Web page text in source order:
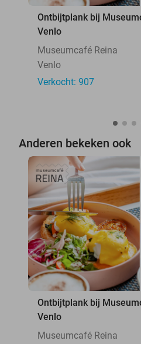
Ontbijtplank bij
Venlo
Museumcafé Reina
Venlo
Verkocht: 907
Anderen bekeken ook
Ontbijtplank bij
Venlo
Museumcafé Reina